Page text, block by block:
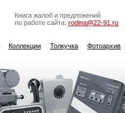
Книга жалоб и предложений
по работе сайта: rodina@22-91.ru
Коллекции Толкучка Фотоархив